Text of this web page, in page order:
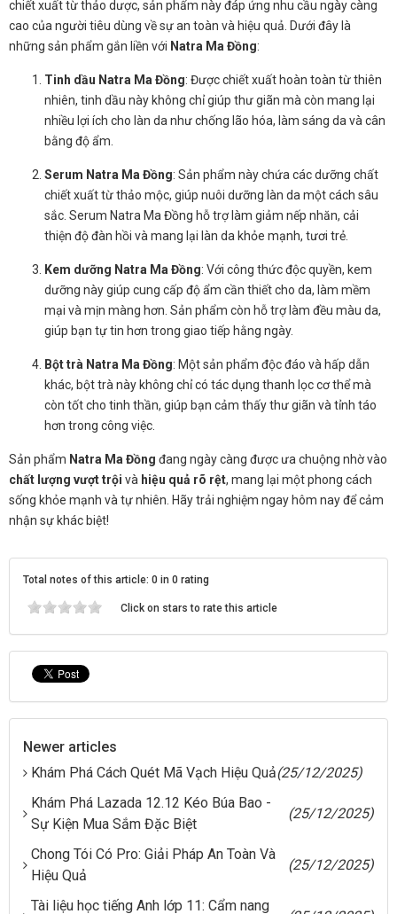
chiết xuất từ thảo dược, sản phẩm này đáp ứng nhu cầu ngày càng
cao của người tiêu dùng về sự an toàn và hiệu quả. Dưới đây là
những sản phẩm gắn liền với Natra Ma Đồng:
Tinh dầu Natra Ma Đồng: Được chiết xuất hoàn toàn từ thiên
nhiên, tinh dầu này không chỉ giúp thư giãn mà còn mang lại
nhiều lợi ích cho làn da như chống lão hóa, làm sáng da và cân
bằng độ ẩm.
Serum Natra Ma Đồng: Sản phẩm này chứa các dưỡng chất
chiết xuất từ thảo mộc, giúp nuôi dưỡng làn da một cách sâu
sắc. Serum Natra Ma Đồng hỗ trợ làm giảm nếp nhăn, cải
thiện độ đàn hồi và mang lại làn da khỏe mạnh, tươi trẻ.
Kem dưỡng Natra Ma Đồng: Với công thức độc quyền, kem
dưỡng này giúp cung cấp độ ẩm cần thiết cho da, làm mềm
mại và mịn màng hơn. Sản phẩm còn hỗ trợ làm đều màu da,
giúp bạn tự tin hơn trong giao tiếp hằng ngày.
Bột trà Natra Ma Đồng: Một sản phẩm độc đáo và hấp dẫn
khác, bột trà này không chỉ có tác dụng thanh lọc cơ thể mà
còn tốt cho tinh thần, giúp bạn cảm thấy thư giãn và tỉnh táo
hơn trong công việc.
Sản phẩm Natra Ma Đồng đang ngày càng được ưa chuộng nhờ vào
chất lượng vượt trội và hiệu quả rõ rệt, mang lại một phong cách
sống khỏe mạnh và tự nhiên. Hãy trải nghiệm ngay hôm nay để cảm
nhận sự khác biệt!
Total notes of this article: 0 in 0 rating
Click on stars to rate this article
Newer articles
Khám Phá Cách Quét Mã Vạch Hiệu Quả(25/12/2025)
Khám Phá Lazada 12.12 Kéo Búa Bao -
Sự Kiện Mua Sắm Đặc Biệt
(25/12/2025)
Chong Tói Có Pro: Giải Pháp An Toàn Và
Hiệu Quả
(25/12/2025)
Tài liệu học tiếng Anh lớp 11: Cẩm nang